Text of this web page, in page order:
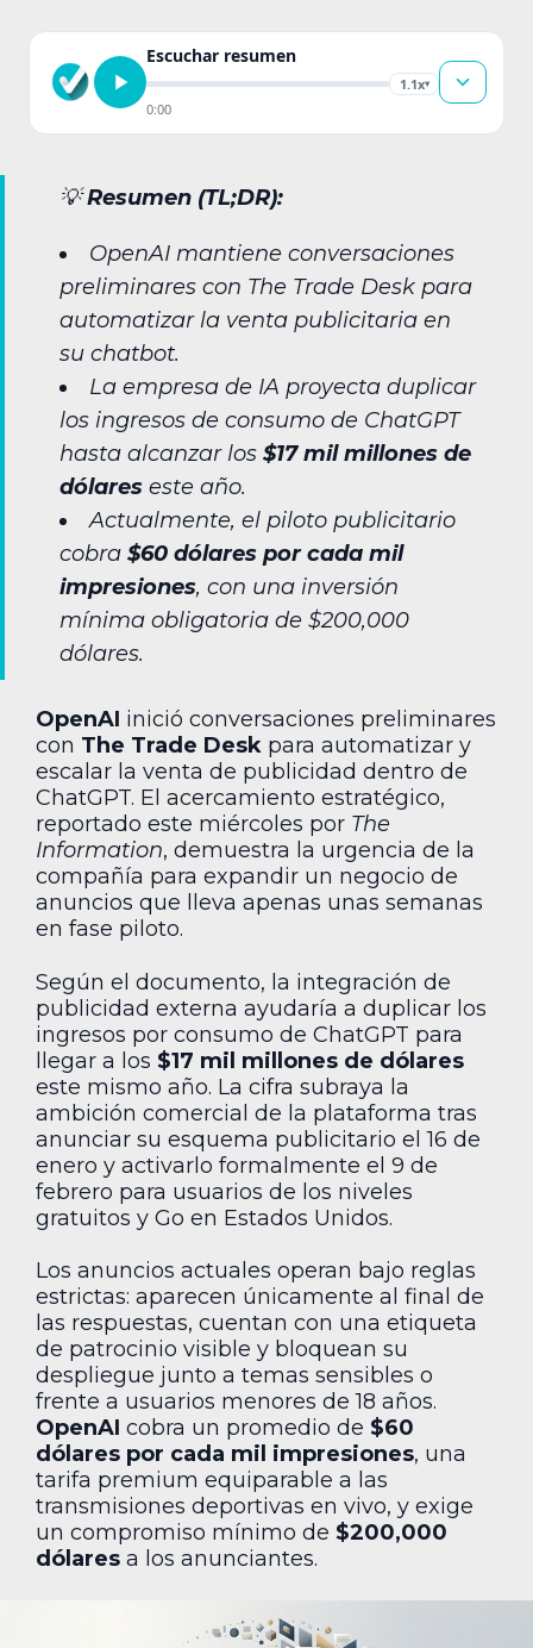
Escuchar resumen
1.1x▾
0:00
💡Resumen (TL;DR):
OpenAI mantiene conversaciones
preliminares con The Trade Desk para
automatizar la venta publicitaria en
su chatbot.
La empresa de IA proyecta duplicar
los ingresos de consumo de ChatGPT
hasta alcanzar los $17 mil millones de
dólares este año.
Actualmente, el piloto publicitario
cobra $60 dólares por cada mil
impresiones, con una inversión
mínima obligatoria de $200,000
dólares.
OpenAI inició conversaciones preliminares
con The Trade Desk para automatizar y
escalar la venta de publicidad dentro de
ChatGPT. El acercamiento estratégico,
reportado este miércoles por The
Information, demuestra la urgencia de la
compañía para expandir un negocio de
anuncios que lleva apenas unas semanas
en fase piloto.
Según el documento, la integración de
publicidad externa ayudaría a duplicar los
ingresos por consumo de ChatGPT para
llegar a los $17 mil millones de dólares
este mismo año. La cifra subraya la
ambición comercial de la plataforma tras
anunciar su esquema publicitario el 16 de
enero y activarlo formalmente el 9 de
febrero para usuarios de los niveles
gratuitos y Go en Estados Unidos.
Los anuncios actuales operan bajo reglas
estrictas: aparecen únicamente al final de
las respuestas, cuentan con una etiqueta
de patrocinio visible y bloquean su
despliegue junto a temas sensibles o
frente a usuarios menores de 18 años.
OpenAI cobra un promedio de $60
dólares por cada mil impresiones, una
tarifa premium equiparable a las
transmisiones deportivas en vivo, y exige
un compromiso mínimo de $200,000
dólares a los anunciantes.